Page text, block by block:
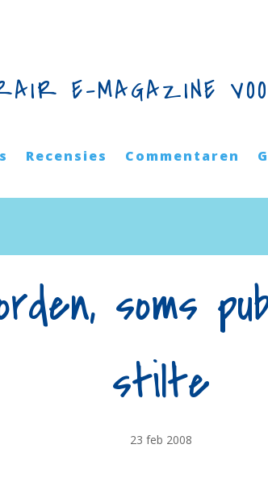
E-MAGAZINE
Recensies Commentaren
soms
stilte
23 feb 2008